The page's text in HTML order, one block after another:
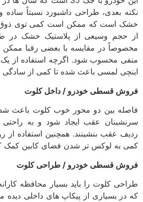
نکته بعدی، طراحی داشبورد نسبتاً ساده و
خشک است که ممکن است کمی توی ذوق
از حجم وسیعی از پلاستیک خشک در
مخصوصاً در مقایسه با بعضی رقبا ممکن
اینچی لمسی باعث شده تا کمی از سادگی
فروش قسطی خودرو / داخل کلوت
فاصله بین دو محور خوب کلوت باعث
سرنشینان عقب ایجاد شود و به راحتی
ردیف عقب بنشینند. همچنین استفاده
کمی به لوکس تر شدن فضای کابین کمک
فروش قسطی خودرو / طراحی کلوت
طراحی کلوت را باید بسیار محافظه
که در بسیاری از پیکاپ های داخلی دیده